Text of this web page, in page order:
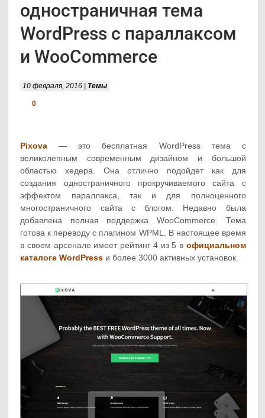
одностраничная тема
WordPress с параллаксом
и WooCommerce
10 февраля, 2016 | Темы
0
Pixova — это бесплатная WordPress тема с
великолепным современным дизайном и большой
областью хедера. Она отлично подойдет как для
создания одностраничного прокручиваемого сайта с
эффектом параллакса, так и для полноценного
многостраничного сайта с блогом. Недавно была
добавлена полная поддержка WooCommerce. Тема
готова к переводу с плагином WPML. В настоящее время
в своем арсенале имеет рейтинг 4 из 5 в официальном
каталоге WordPress и более 3000 активных установок.